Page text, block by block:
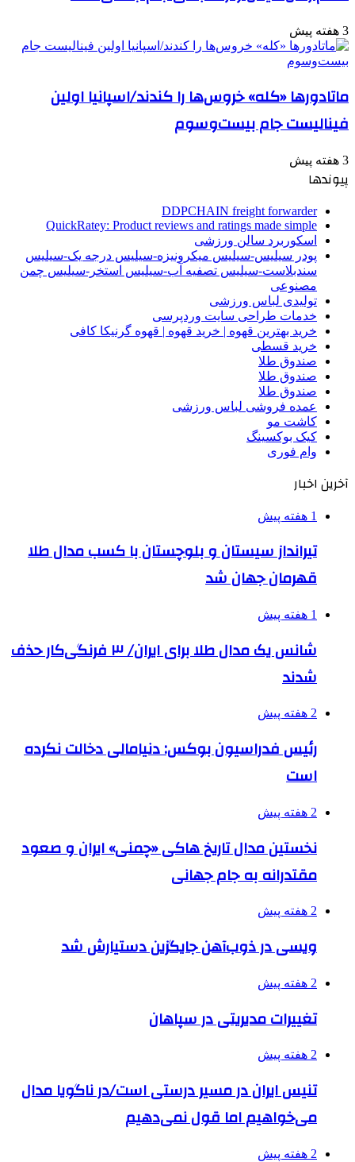
3 هفته پیش
ماتادورها «کله» خروس‌ها را کندند/اسپانیا اولین
فینالیست جام بیست‌وسوم
3 هفته پیش
پیوندها
DDPCHAIN freight forwarder
QuickRatey: Product reviews and ratings made simple
اسکوربرد سالن ورزشی
پودر سیلیس-سیلیس میکرونیزه-سیلیس درجه یک-سیلیس
سندبلاست-سیلیس تصفیه آب-سیلیس استخر-سیلیس چمن
مصنوعی
تولیدی لباس ورزشی
خدمات طراحی سایت وردپرسی
خرید بهترین قهوه | خرید قهوه | قهوه گرنیکا کافی
خرید قسطی
صندوق طلا
صندوق طلا
صندوق طلا
عمده فروشی لباس ورزشی
کاشت مو
کیک بوکسینگ
وام فوری
آخرین اخبار
1 هفته پیش
تیرانداز سیستان و بلوچستان با کسب مدال طلا
قهرمان جهان شد
1 هفته پیش
شانس یک مدال طلا برای ایران/ ۳ فرنگی‌کار حذف
شدند
2 هفته پیش
رئیس فدراسیون بوکس: دنیامالی دخالت نکرده
است
2 هفته پیش
نخستین مدال تاریخ هاکی «چمنی» ایران و صعود
مقتدرانه به جام جهانی
2 هفته پیش
ویسی در ذوب‌آهن جایگزین دستیارش شد
2 هفته پیش
تغییرات مدیریتی در سپاهان
2 هفته پیش
تنیس ایران در مسیر درستی است/در ناگویا مدال
می‌خواهیم اما قول نمی‌دهیم
2 هفته پیش